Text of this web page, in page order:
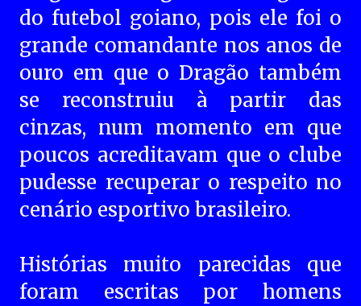
do futebol goiano, pois ele foi o
grande comandante nos anos de
ouro em que o Dragão também
se reconstruiu à partir das
cinzas, num momento em que
poucos acreditavam que o clube
pudesse recuperar o respeito no
cenário esportivo brasileiro.
Histórias muito parecidas que
foram escritas por homens